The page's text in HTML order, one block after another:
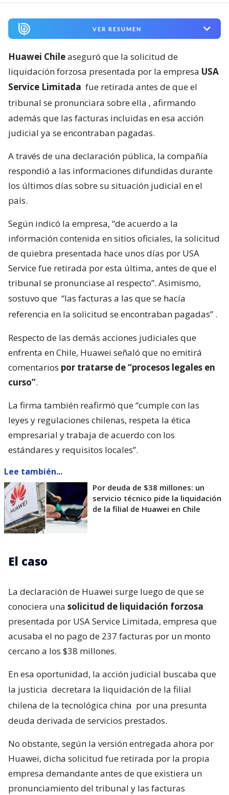
VER RESUMEN
Huawei Chileaseguró que la solicitud de
liquidación forzosa presentada por la empresa USA
Service Limitada fue retirada antes de que el
tribunal se pronunciara sobre ella , afirmando
además que las facturas incluidas en esa acción
judicial ya se encontraban pagadas.
A través de una declaración pública, la compañía
respondió a las informaciones difundidas durante
los últimos días sobre su situación judicial en el
país.
Según indicó la empresa, “de acuerdo a la
información contenida en sitios oficiales, la solicitud
de quiebra presentada hace unos días por USA
Service fue retirada por esta última, antes de que el
tribunal se pronunciase al respecto”. Asimismo,
sostuvo que “las facturas a las que se hacía
referencia en la solicitud se encontraban pagadas” .
Respecto de las demás acciones judiciales que
enfrenta en Chile, Huawei señaló que no emitirá
comentarios por tratarse de “procesos legales en
curso”.
La firma también reafirmó que “cumple con las
leyes y regulaciones chilenas, respeta la ética
empresarial y trabaja de acuerdo con los
estándares y requisitos locales”.
Lee también...
Por deuda de $38 millones: un
servicio técnico pide la liquidación
de la filial de Huawei en Chile
El caso
La declaración de Huawei surge luego de que se
conociera una solicitud de liquidación forzosa
presentada por USA Service Limitada, empresa que
acusaba el no pago de 237 facturas por un monto
cercano a los $38 millones.
En esa oportunidad, la acción judicial buscaba que
la justicia decretara la liquidación de la filial
chilena de la tecnológica china por una presunta
deuda derivada de servicios prestados.
No obstante, según la versión entregada ahora por
Huawei, dicha solicitud fue retirada por la propia
empresa demandante antes de que existiera un
pronunciamiento del tribunal y las facturas